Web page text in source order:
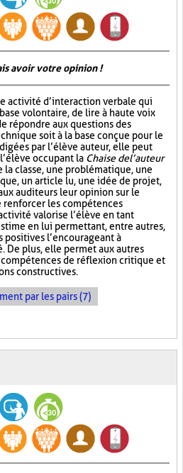
avoir votre opinion !
activité d’interaction verbale qui
volontaire, de lire à haute voix
répondre aux questions des
soit à la base conçue pour le
par l’élève auteur, elle peut
occupant la Chaise de l’auteur
la classe, une problématique, une
un article lu, une idée de projet,
auditeurs leur opinion sur le
renforcer les compétences
valorise l’élève en tant
en lui permettant, entre autres,
l’encourageant à
De plus, elle permet aux autres
de réflexion critique et
constructives.
par les pairs (7)